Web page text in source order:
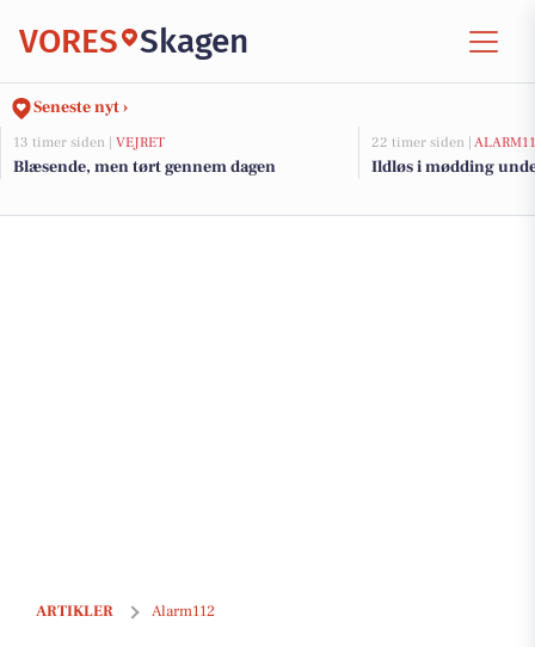
VORES Skagen
Seneste nyt ›
13 timer siden | VEJRET
Blæsende, men tørt gennem dagen
22 timer siden |
Ildløs i mødding
ARTIKLER Alarm112
Indbrud i villa i Skagen: Møblement stjålet